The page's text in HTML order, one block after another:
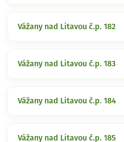
Vážany nad Litavou č.p. 182
Vážany nad Litavou č.p. 183
Vážany nad Litavou č.p. 184
Vážany nad Litavou č.p. 185